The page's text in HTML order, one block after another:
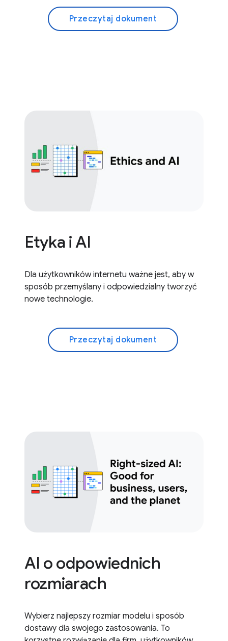
Przeczytaj dokument
Etyka i AI
Dla użytkowników internetu ważne jest, aby w
sposób przemyślany i odpowiedzialny tworzyć
nowe technologie.
Przeczytaj dokument
AI o odpowiednich
rozmiarach
Wybierz najlepszy rozmiar modelu i sposób
dostawy dla swojego zastosowania. To